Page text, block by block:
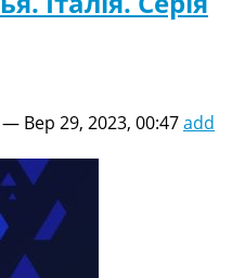
— Вер 29, 2023, 00:47add